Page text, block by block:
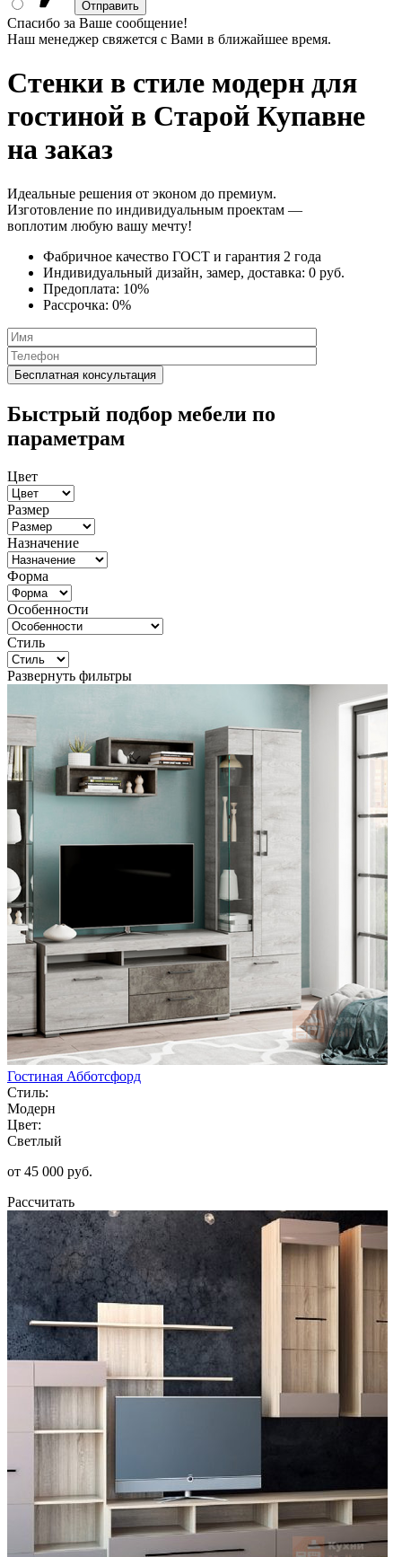
Спасибо за Ваше сообщение!
Наш менеджер свяжется с Вами в ближайшее время.
Стенки в стиле модерн для
гостиной в Старой Купавне
на заказ
Идеальные решения от эконом до премиум.
Изготовление по индивидуальным проектам —
воплотим любую вашу мечту!
Фабричное качество ГОСТ и гарантия 2 года
Индивидуальный дизайн, замер, доставка: 0 руб.
Предоплата: 10%
Рассрочка: 0%
Быстрый подбор мебели по
параметрам
Цвет
Размер
Назначение
Форма
Особенности
Стиль
Развернуть фильтры
Гостиная Абботсфорд
Стиль:
Модерн
Цвет:
Светлый
от 45 000 руб.
Рассчитать